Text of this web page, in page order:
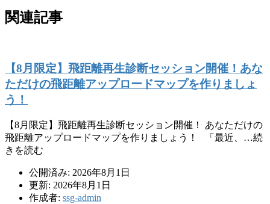
関連記事
【8月限定】飛距離再生診断セッション開催！あな
ただけの飛距離アップロードマップを作りましょ
う！
【8月限定】飛距離再生診断セッション開催！ あなただけの
飛距離アップロードマップを作りましょう！ 「最近、…続
きを読む
公開済み: 2026年8月1日
更新: 2026年8月1日
作成者: ssg-admin